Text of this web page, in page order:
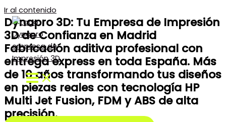
Ir al contenido
Dynapro 3D: Tu Empresa de Impresión
3D de Confianza en Madrid
Fabricación aditiva profesional con
entrega express en toda España. Más
de 10 años transformando tus diseños
en piezas reales con tecnología HP
Multi Jet Fusion, FDM y ABS de alta
precisión.